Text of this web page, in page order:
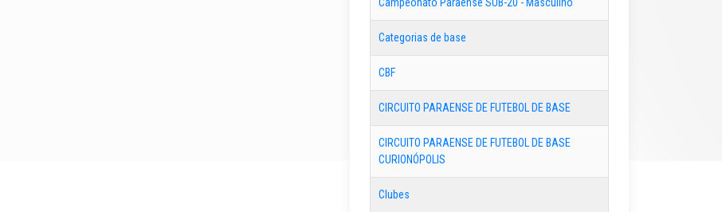
Categorias de base
CBF
CIRCUITO PARAENSE DE FUTEBOL DE BASE
CIRCUITO PARAENSE DE FUTEBOL DE BASE
CURIONÓPOLIS
Clubes